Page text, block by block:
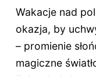
Wakacje nad
okazja, by
– promienie
magiczne